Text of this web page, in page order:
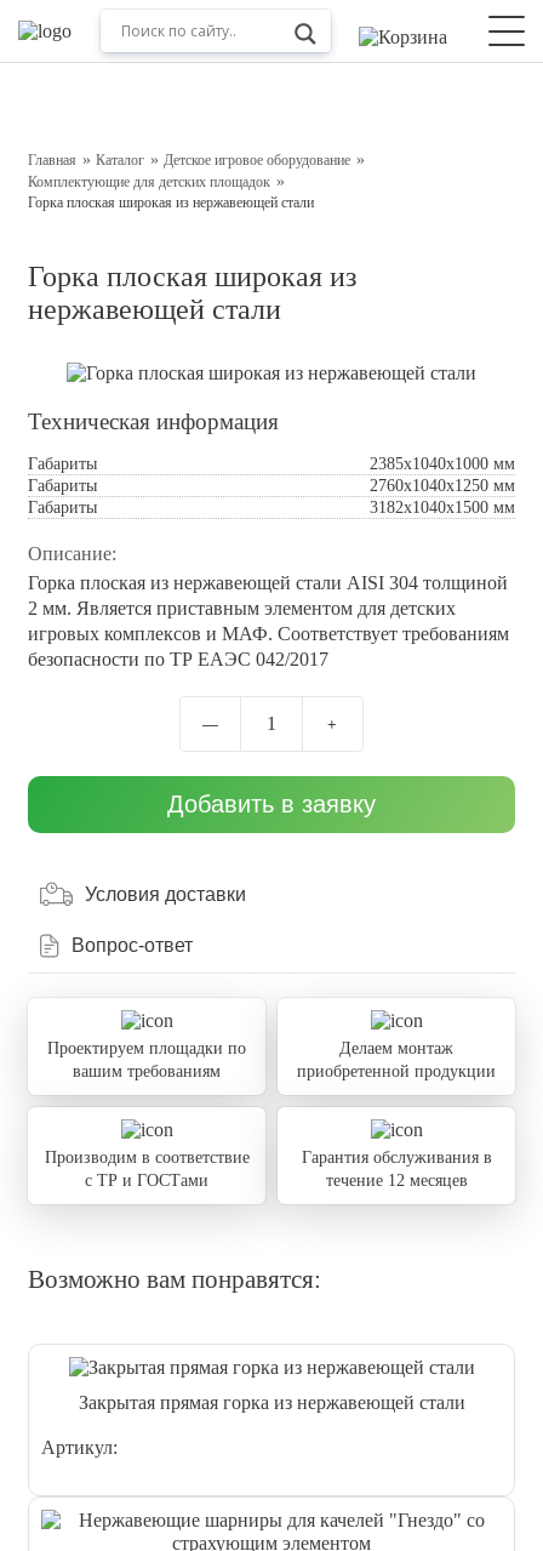
Главная Каталог
Детское игровое оборудование
Комплектующие для детских площадок
Горка плоская широкая из нержавеющей стали
Горка плоская широкая из
нержавеющей стали
Техническая информация
Габариты
2385х1040x1000 мм
Габариты
2760х1040x1250 мм
Габариты
3182х1040x1500 мм
Описание:
Горка плоская из нержавеющей стали AISI 304 толщиной
2 мм. Является приставным элементом для детских
игровых комплексов и МАФ. Соответствует требованиям
безопасности по ТР ЕАЭС 042/2017
— 1 +
Добавить в заявку
Условия доставки
Вопрос-ответ
Проектируем площадки по
вашим требованиям
Делаем монтаж
приобретенной продукции
Производим в соответствие
с ТР и ГОСТами
Гарантия обслуживания в
течение 12 месяцев
Возможно вам понравятся:
Закрытая прямая горка из нержавеющей стали
Артикул:
Оставьте заявку на консультацию
Подтверждаю свое согласие с
персональных данных